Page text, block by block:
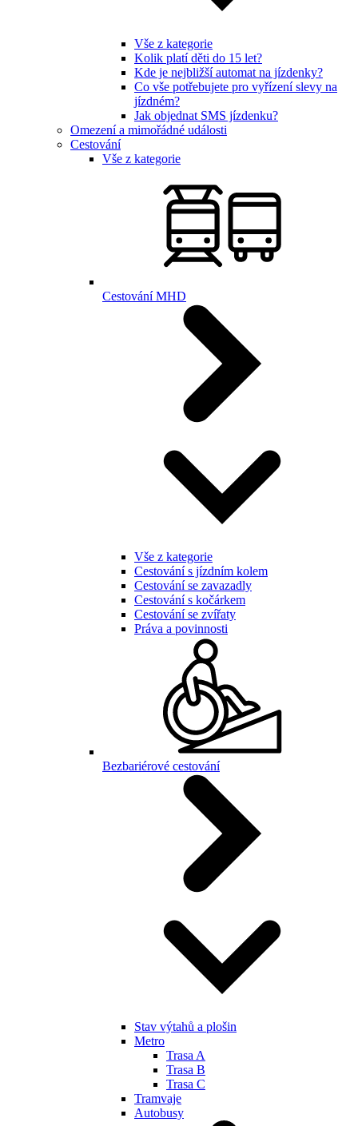
Vše z kategorie
Kolik platí děti do 15 let?
Kde je nejbližší automat na jízdenky?
Co vše potřebujete pro vyřízení slevy na
jízdném?
Jak objednat SMS jízdenku?
Omezení a mimořádné události
Cestování
Vše z kategorie
Cestování MHD
Vše z kategorie
Cestování s jízdním kolem
Cestování se zavazadly
Cestování s kočárkem
Cestování se zvířaty
Práva a povinnosti
Bezbariérové cestování
Stav výtahů a plošin
Metro
Trasa A
Trasa B
Trasa C
Tramvaje
Autobusy